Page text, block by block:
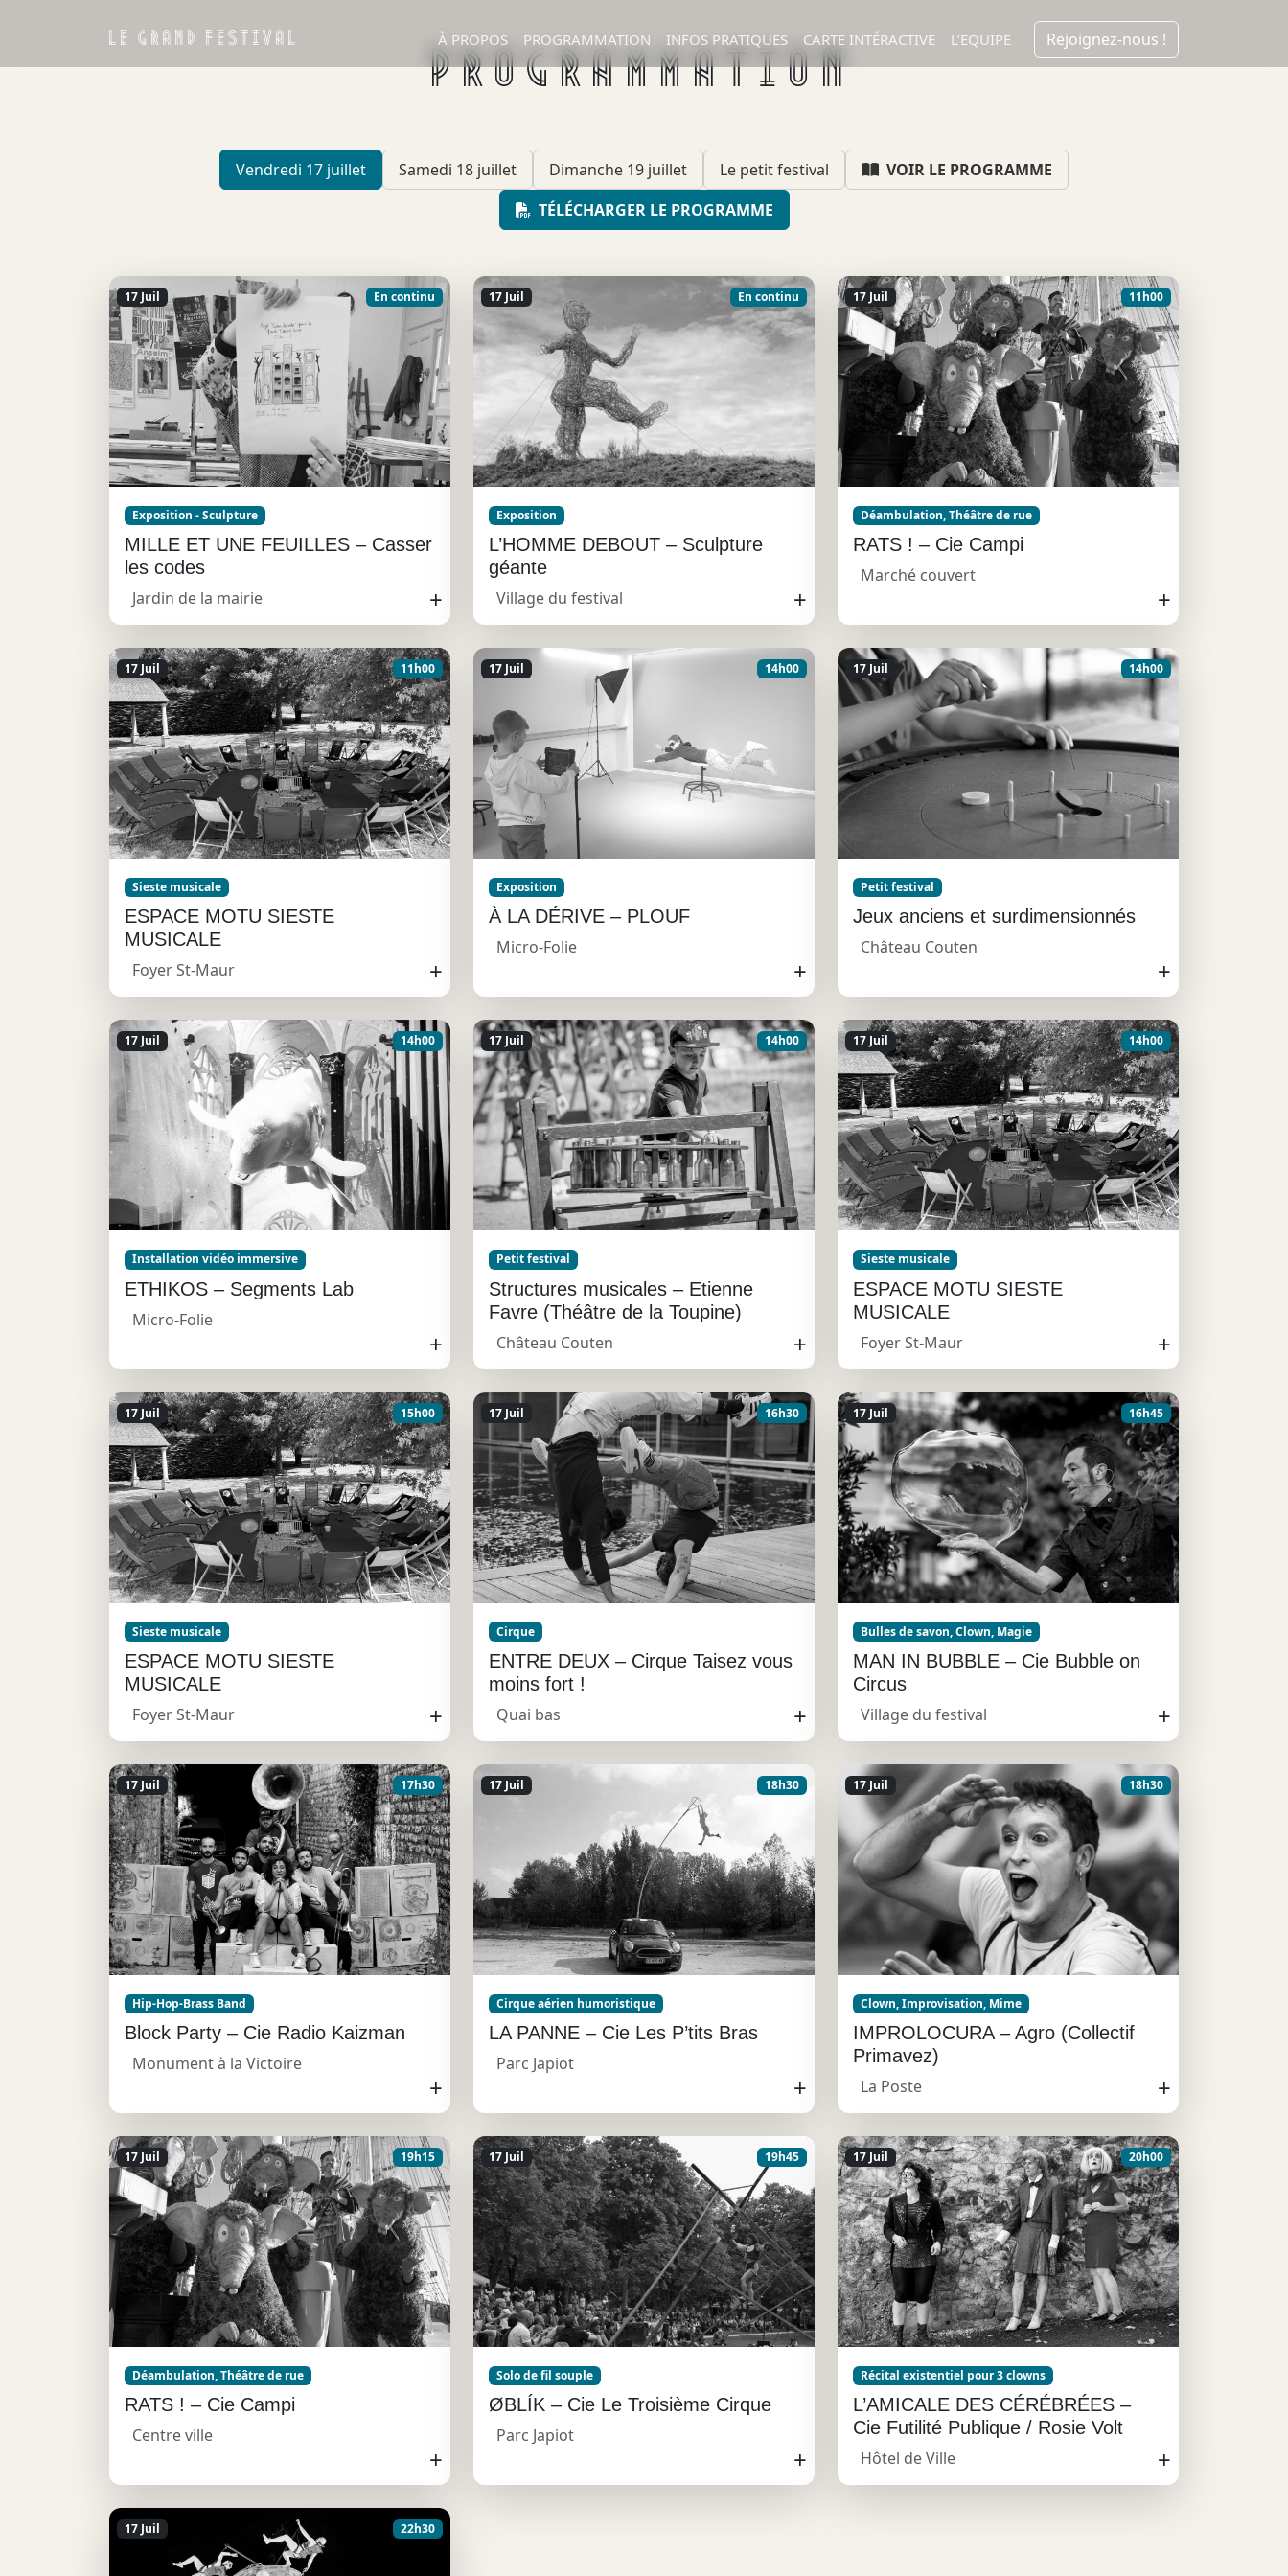
LE GRAND FESTIVAL À PROPOS PROGRAMMATION INFOS PRATIQUES CARTE INTÉRACTIVE L’EQUIPE Rejoignez-nous !
PROGRAMMATION
Vendredi 17 juillet Samedi 18 juillet Dimanche 19 juillet Le petit festival
VOIR LE PROGRAMME
TÉLÉCHARGER LE PROGRAMME
En continu
17 Juil
Exposition - Sculpture
MILLE ET UNE FEUILLES – Casser
les codes
Jardin de la mairie
+
En continu
17 Juil
Exposition
L’HOMME DEBOUT – Sculpture
géante
Village du festival
+
11h00
17 Juil
Déambulation, Théâtre de rue
RATS ! – Cie Campi
Marché couvert
+
11h00
17 Juil
Sieste musicale
ESPACE MOTU SIESTE
MUSICALE
Foyer St-Maur
+
14h00
17 Juil
Exposition
À LA DÉRIVE – PLOUF
Micro-Folie
+
14h00
17 Juil
Petit festival
Jeux anciens et surdimensionnés
Château Couten
+
14h00
17 Juil
Installation vidéo immersive
ETHIKOS – Segments Lab
Micro-Folie
+
14h00
17 Juil
Petit festival
Structures musicales – Etienne
Favre (Théâtre de la Toupine)
Château Couten
+
14h00
17 Juil
Sieste musicale
ESPACE MOTU SIESTE
MUSICALE
Foyer St-Maur
+
15h00
17 Juil
Sieste musicale
ESPACE MOTU SIESTE
MUSICALE
Foyer St-Maur
+
16h30
17 Juil
Cirque
ENTRE DEUX – Cirque Taisez vous
moins fort !
Quai bas
+
16h45
17 Juil
Bulles de savon, Clown, Magie
MAN IN BUBBLE – Cie Bubble on
Circus
Village du festival
+
17h30
17 Juil
Hip-Hop-Brass Band
Block Party – Cie Radio Kaizman
Monument à la Victoire
+
18h30
17 Juil
Cirque aérien humoristique
LA PANNE – Cie Les P’tits Bras
Parc Japiot
+
18h30
17 Juil
Clown, Improvisation, Mime
IMPROLOCURA – Agro (Collectif
Primavez)
La Poste
+
19h15
17 Juil
Déambulation, Théâtre de rue
RATS ! – Cie Campi
Centre ville
+
19h45
17 Juil
Solo de fil souple
ØBLÍK – Cie Le Troisième Cirque
Parc Japiot
+
20h00
17 Juil
Récital existentiel pour 3 clowns
L’AMICALE DES CÉRÉBRÉES –
Cie Futilité Publique / Rosie Volt
Hôtel de Ville
+
22h30
17 Juil